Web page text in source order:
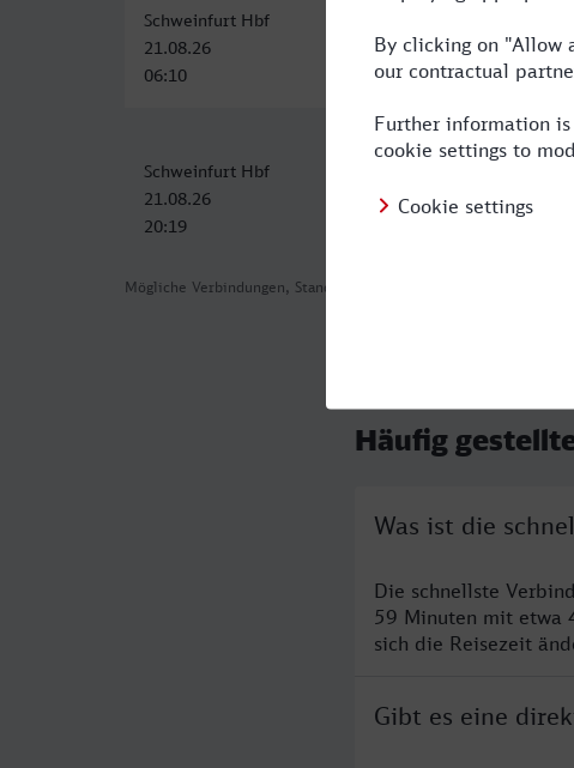
Mögliche Verbindungen, Stand: 2026-08-07 02:14
Schweinfurt Hbf
21.08.26
06:10
21.08.26
19:36
Schweinfurt Hbf
21.08.26
20:19
22.08.26
Häufig
Was ist die
Die schnellste
59 Minuten mit etwa
sich die Reisezeit
Gibt es eine